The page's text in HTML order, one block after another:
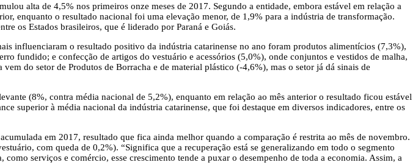
alta de 4,5% nos primeiros onze meses de 2017. Segundo a entidade, embora estável em relação a
enquanto o resultado nacional foi uma elevação menor, de 1,9% para a indústria de transformação.
os Estados brasileiros, que é liderado por Paraná e Goiás.
influenciaram o resultado positivo da indústria catarinense no ano foram produtos alimentícios (7,3%),
fundido; e confecção de artigos do vestuário e acessórios (5,0%), onde conjuntos e vestidos de malha,
do setor de Produtos de Borracha e de material plástico (-4,6%), mas o setor já dá sinais de
(8%, contra média nacional de 5,2%), enquanto em relação ao mês anterior o resultado ficou estável
superior à média nacional da indústria catarinense, que foi destaque em diversos indicadores, entre os
em 2017, resultado que fica ainda melhor quando a comparação é restrita ao mês de novembro.
com queda de 0,2%). “Significa que a recuperação está se generalizando em todo o segmento
serviços e comércio, esse crescimento tende a puxar o desempenho de toda a economia. Assim, a